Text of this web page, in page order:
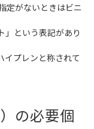
定がないときはビニ
」という表記があり
イプレンと称されて
の必要個